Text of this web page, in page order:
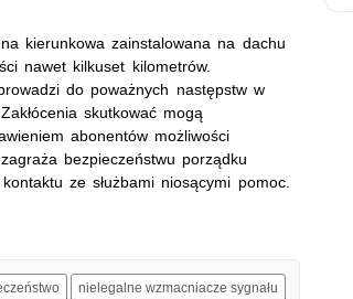
kierunkowa zainstalowana na dachu
nawet kilkuset kilometrów.
do poważnych następstw w
skutkować mogą
abonentów możliwości
bezpieczeństwu porządku
ze służbami niosącymi pomoc.
nielegalne wzmacniacze sygnału